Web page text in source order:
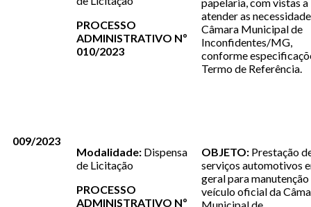
PROCESSO
ADMINISTRATIVO Nº
010/2023
atender as
Câmara Municipal de
Inconfidentes/MG,
conforme
Termo de Referência.
009/2023
Modalidade: Dispensa
de Licitação
PROCESSO
ADMINISTRATIVO Nº
OBJETO: Prestação
serviços automotivos
geral para
veículo oficial da